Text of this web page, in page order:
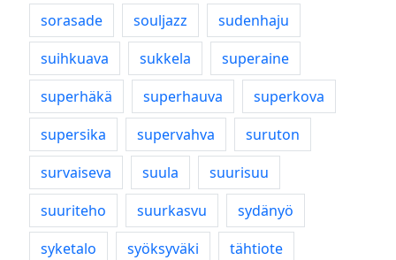
sorasade
souljazz
sudenhaju
suihkuava
sukkela
superaine
superhäkä
superhauva
superkova
supersika
supervahva
suruton
survaiseva
suula
suurisuu
suuriteho
suurkasvu
sydänyö
syketalo
syöksyväki
tähtiote